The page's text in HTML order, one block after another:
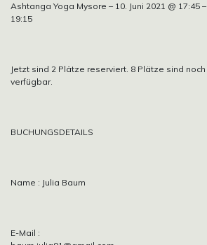
Ashtanga Yoga Mysore – 10. Juni 2021 @ 17:45 –
19:15
Jetzt sind 2 Plätze reserviert. 8 Plätze sind noch
verfügbar.
BUCHUNGSDETAILS
Name : Julia Baum
E-Mail :